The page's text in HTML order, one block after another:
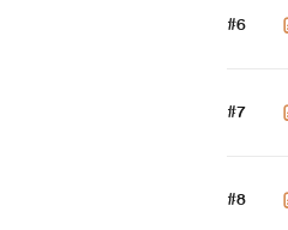
#6
#7
#8